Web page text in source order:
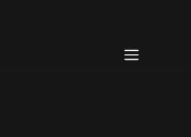
MENU